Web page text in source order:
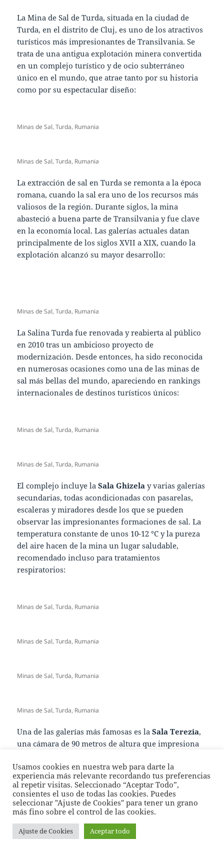
La Mina de Sal de Turda, situada en la ciudad de
Turda, en el distrito de Cluj, es uno de los atractivos
turísticos más impresionantes de Transilvania. Se
trata de una antigua explotación minera convertida
en un complejo turístico y de ocio subterráneo
único en el mundo, que atrae tanto por su historia
como por su espectacular diseño:
Minas de Sal, Turda, Rumania
Minas de Sal, Turda, Rumania
La extracción de sal en Turda se remonta a la época
romana, cuando la sal era uno de los recursos más
valiosos de la región. Durante siglos, la mina
abasteció a buena parte de Transilvania y fue clave
en la economía local. Las galerías actuales datan
principalmente de los siglos XVII a XIX, cuando la
explotación alcanzó su mayor desarrollo:
Minas de Sal, Turda, Rumania
La Salina Turda fue renovada y reabierta al público
en 2010 tras un ambicioso proyecto de
modernización. Desde entonces, ha sido reconocida
en numerosas ocasiones como una de las minas de
sal más bellas del mundo, apareciendo en rankings
internacionales de destinos turísticos únicos:
Minas de Sal, Turda, Rumania
Minas de Sal, Turda, Rumania
El complejo incluye laSala Ghizela y varias galerías
secundarias, todas acondicionadas con pasarelas,
escaleras y miradores desde los que se pueden
observar las impresionantes formaciones de sal. La
temperatura constante de unos 10-12 °C y la pureza
del aire hacen de la mina un lugar saludable,
recomendado incluso para tratamientos
respiratorios:
Minas de Sal, Turda, Rumania
Minas de Sal, Turda, Rumania
Minas de Sal, Turda, Rumania
Minas de Sal, Turda, Rumania
Una de las galerías más famosas es laSala Terezia,
una cámara de 90 metros de altura que impresiona
subterráneo en el fondo, sobre el que hoy en día los
visitantes pueden remar en barcas. La iluminación
artística resalta las vetas de sal en las paredes y crea
un ambiente casi irreal:
Minas de Sal, Turda, Rumania
Usamos cookies en nuestra web para darte la
experiencia más relevante recordando tus preferencias
al repetir visitas. Seleccionado “Aceptar Todo”,
consientes el uso de todas las cookies. Puedes
seleccionar "Ajuste de Cookies" para tener un grano
más fino sobre el control de las cookies.
Ajuste de Cookies Aceptar todo